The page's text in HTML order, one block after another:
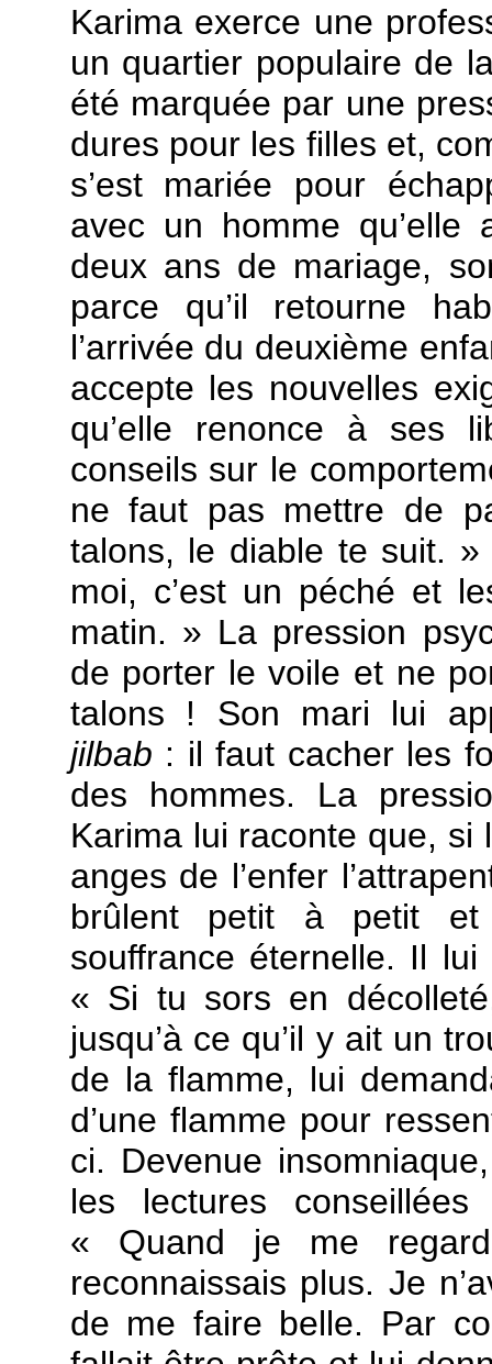
Karima exerce une
un quartier populaire de
été marquée par une
dures pour les filles et,
s’est mariée pour
avec un homme qu’elle
deux ans de mariage,
parce qu’il retourne
l’arrivée du deuxième
accepte les nouvelles
qu’elle renonce à ses
conseils sur le
ne faut pas mettre de
talons, le diable te suit.
moi, c’est un péché et
matin. » La pression
de porter le voile et ne
talons ! Son mari lui
jilbab : il faut cacher les
des hommes. La
Karima lui raconte que, si
anges de l’enfer
brûlent petit à petit et
souffrance éternelle. Il
« Si tu sors en
jusqu’à ce qu’il y ait un
de la flamme, lui
d’une flamme pour
ci. Devenue
les lectures
« Quand je me
reconnaissais plus. Je
de me faire belle. Par